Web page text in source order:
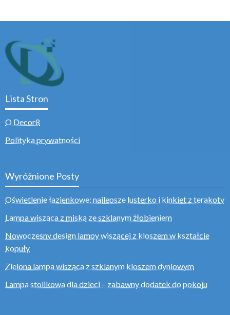
Lista Stron
O Decor8
Polityka prywatności
Wyróżnione Posty
Oświetlenie łazienkowe: najlepsze lusterko i kinkiet z terakoty
Lampa wisząca z miską ze szklanym żłobieniem
Nowoczesny design lampy wiszącej z kloszem w kształcie
kopuły
Zielona lampa wisząca z szklanym kloszem dyniowym
Lampa stolikowa dla dzieci – zabawny dodatek do pokoju